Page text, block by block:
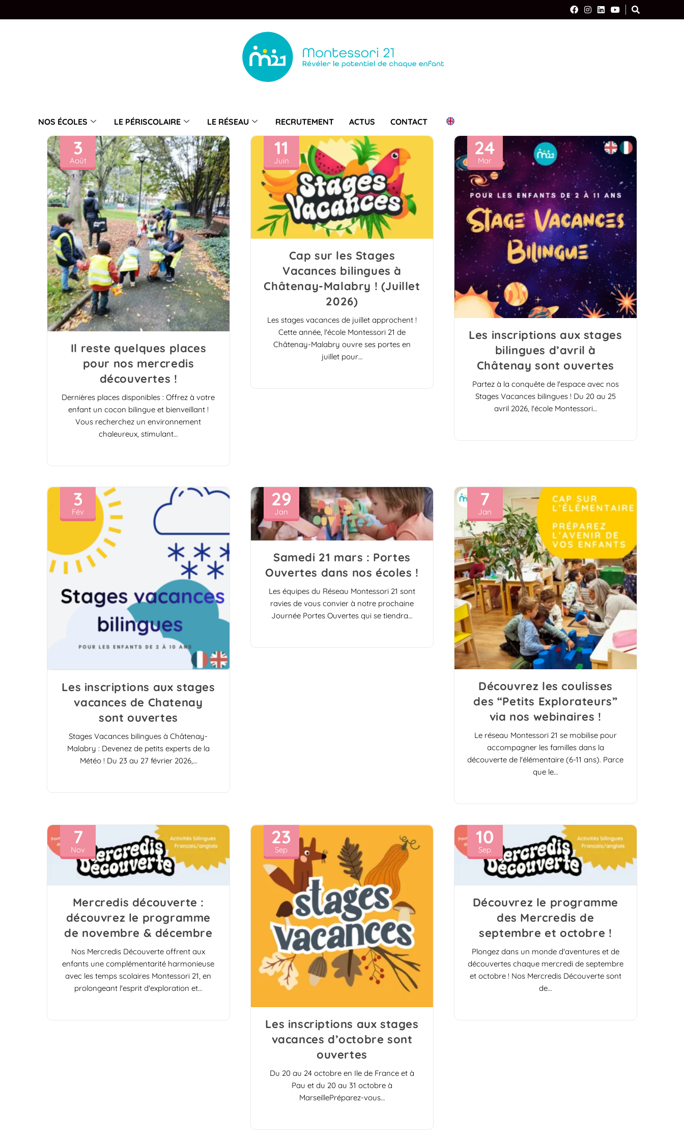
NOS ÉCOLES LE PÉRISCOLAIRE LE RÉSEAU RECRUTEMENT ACTUS CONTACT
3
Août
Il reste quelques places
pour nos mercredis
découvertes !
Dernières places disponibles : Offrez à votre
enfant un cocon bilingue et bienveillant !
Vous recherchez un environnement
chaleureux, stimulant…
11
Juin
Cap sur les Stages
Vacances bilingues à
Châtenay-Malabry ! (Juillet
2026)
Les stages vacances de juillet approchent !
Cette année, l'école Montessori 21 de
Châtenay-Malabry ouvre ses portes en
juillet pour…
24
Mar
Les inscriptions aux stages
bilingues d’avril à
Châtenay sont ouvertes
Partez à la conquête de l'espace avec nos
Stages Vacances bilingues ! Du 20 au 25
avril 2026, l'école Montessori…
3
Fév
Les inscriptions aux stages
vacances de Chatenay
sont ouvertes
Stages Vacances bilingues à Châtenay-
Malabry : Devenez de petits experts de la
Météo ! Du 23 au 27 février 2026,…
29
Jan
Samedi 21 mars : Portes
Ouvertes dans nos écoles !
Les équipes du Réseau Montessori 21 sont
ravies de vous convier à notre prochaine
Journée Portes Ouvertes qui se tiendra…
7
Jan
Découvrez les coulisses
des “Petits Explorateurs”
via nos webinaires !
Le réseau Montessori 21 se mobilise pour
accompagner les familles dans la
découverte de l'élémentaire (6-11 ans). Parce
que le…
7
Nov
Mercredis découverte :
découvrez le programme
de novembre & décembre
Nos Mercredis Découverte offrent aux
enfants une complémentarité harmonieuse
avec les temps scolaires Montessori 21, en
prolongeant l'esprit d'exploration et…
23
Sep
Les inscriptions aux stages
vacances d’octobre sont
ouvertes
Du 20 au 24 octobre en Ile de France et à
Pau et du 20 au 31 octobre à
MarseillePréparez-vous…
10
Sep
Découvrez le programme
des Mercredis de
septembre et octobre !
Plongez dans un monde d'aventures et de
découvertes chaque mercredi de septembre
et octobre ! Nos Mercredis Découverte sont
de…